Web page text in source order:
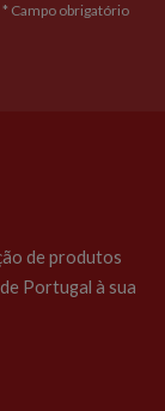
* Campo obrigatório
de produtos
Portugal à sua